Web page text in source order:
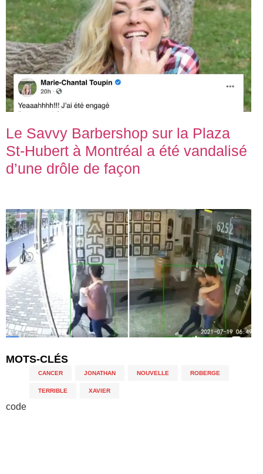
Le Savvy Barbershop sur la Plaza
St-Hubert à Montréal a été vandalisé
d’une drôle de façon
MOTS-CLÉS
CANCER JONATHAN NOUVELLE ROBERGE
TERRIBLE XAVIER
code